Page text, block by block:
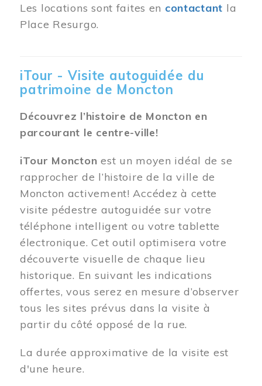
Les locations sont faites en contactant la
Place Resurgo.
iTour - Visite autoguidée du
patrimoine de Moncton
Découvrez l’histoire de Moncton en
parcourant le centre-ville!
iTour Moncton est un moyen idéal de se
rapprocher de l’histoire de la ville de
Moncton activement! Accédez à cette
visite pédestre autoguidée sur votre
téléphone intelligent ou votre tablette
électronique. Cet outil optimisera votre
découverte visuelle de chaque lieu
historique. En suivant les indications
offertes, vous serez en mesure d’observer
tous les sites prévus dans la visite à
partir du côté opposé de la rue.
La durée approximative de la visite est
d'une heure.